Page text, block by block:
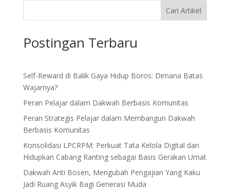
Cari Artikel
Postingan Terbaru
Self-Reward di Balik Gaya Hidup Boros: Dimana Batas
Wajarnya?
Peran Pelajar dalam Dakwah Berbasis Komunitas
Peran Strategis Pelajar dalam Membangun Dakwah
Berbasis Komunitas
Konsolidasi LPCRPM: Perkuat Tata Kelola Digital dan
Hidupkan Cabang Ranting sebagai Basis Gerakan Umat
Dakwah Anti Bosen, Mengubah Pengajian Yang Kaku
Jadi Ruang Asyik Bagi Generasi Muda